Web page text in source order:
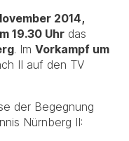
2014,
19.30 Uhr das
. Im Vorkampf um
II auf den TV
der Begegnung
Nürnberg II: